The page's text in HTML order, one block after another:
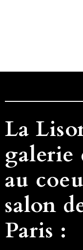
La
galerie
au
salon
Paris :